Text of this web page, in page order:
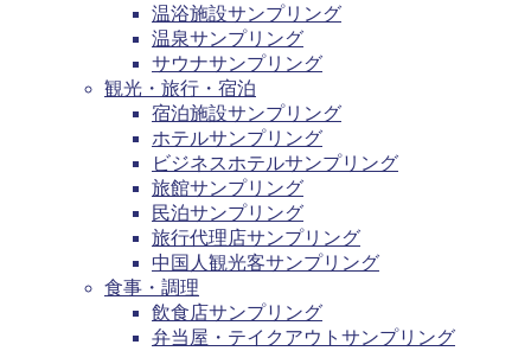
温浴施設サンプリング
温泉サンプリング
サウナサンプリング
観光・旅行・宿泊
宿泊施設サンプリング
ホテルサンプリング
ビジネスホテルサンプリング
旅館サンプリング
民泊サンプリング
旅行代理店サンプリング
中国人観光客サンプリング
食事・調理
飲食店サンプリング
弁当屋・テイクアウトサンプリング